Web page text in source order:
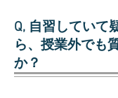
Q, 自習していて
ら、授業外でも
か？